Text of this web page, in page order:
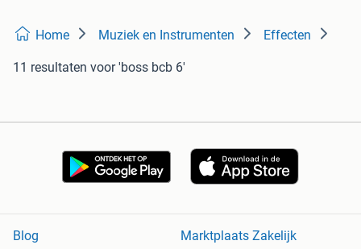
Home Muziek en Instrumenten Effecten
11 resultaten voor 'boss bcb 6'
Blog
Marktplaats Zakelijk